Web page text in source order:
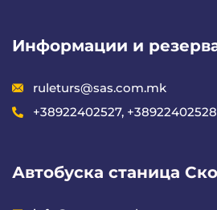
Информации и
ruleturs@sas.com.mk
+38922402527, +38922402528
Автобуска станица